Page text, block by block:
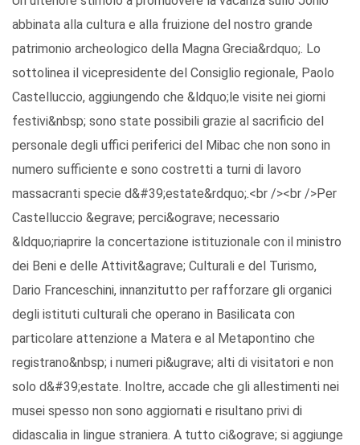
abbinata alla cultura e alla fruizione del nostro grande
patrimonio archeologico della Magna Grecia&rdquo;. Lo
sottolinea il vicepresidente del Consiglio regionale, Paolo
Castelluccio, aggiungendo che &ldquo;le visite nei giorni
festivi&nbsp; sono state possibili grazie al sacrificio del
personale degli uffici periferici del Mibac che non sono in
numero sufficiente e sono costretti a turni di lavoro
massacranti specie d&#39;estate&rdquo;.<br /><br />Per
Castelluccio &egrave; perci&ograve; necessario
&ldquo;riaprire la concertazione istituzionale con il ministro
dei Beni e delle Attivit&agrave; Culturali e del Turismo,
Dario Franceschini, innanzitutto per rafforzare gli organici
degli istituti culturali che operano in Basilicata con
particolare attenzione a Matera e al Metapontino che
registrano&nbsp; i numeri pi&ugrave; alti di visitatori e non
solo d&#39;estate. Inoltre, accade che gli allestimenti nei
musei spesso non sono aggiornati e risultano privi di
didascalia in lingue straniera. A tutto ci&ograve; si aggiunge